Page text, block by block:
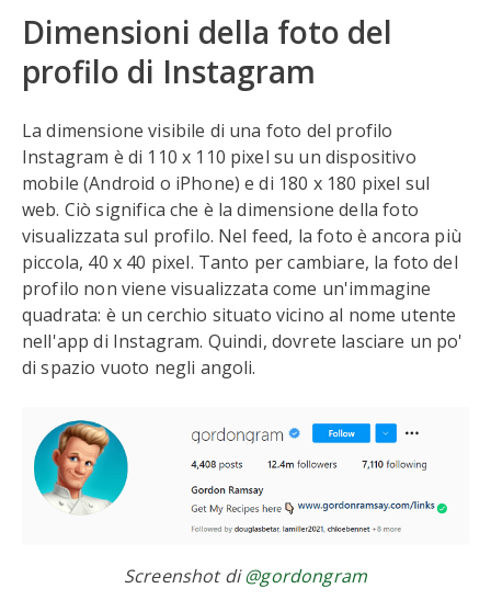
Dimensioni della foto del
profilo di Instagram
La dimensione visibile di una foto del profilo
Instagram è di 110 x 110 pixel su un dispositivo
mobile (Android o iPhone) e di 180 x 180 pixel sul
web. Ciò significa che è la dimensione della foto
visualizzata sul profilo. Nel feed, la foto è ancora più
piccola, 40 x 40 pixel. Tanto per cambiare, la foto del
profilo non viene visualizzata come un'immagine
quadrata: è un cerchio situato vicino al nome utente
nell'app di Instagram. Quindi, dovrete lasciare un po'
di spazio vuoto negli angoli.
Screenshot di@gordongram